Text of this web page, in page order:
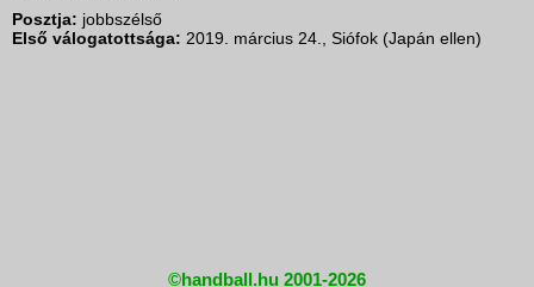
Posztja: jobbszélső
Első válogatottsága: 2019. március 24., Siófok (Japán ellen)
©handball.hu 2001-2026